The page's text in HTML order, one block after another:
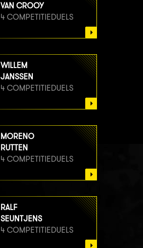
VAN CROOY
4 COMPETITIEDUELS
WILLEM
JANSSEN
4 COMPETITIEDUELS
MORENO
RUTTEN
4 COMPETITIEDUELS
RALF
SEUNTJENS
4 COMPETITIEDUELS